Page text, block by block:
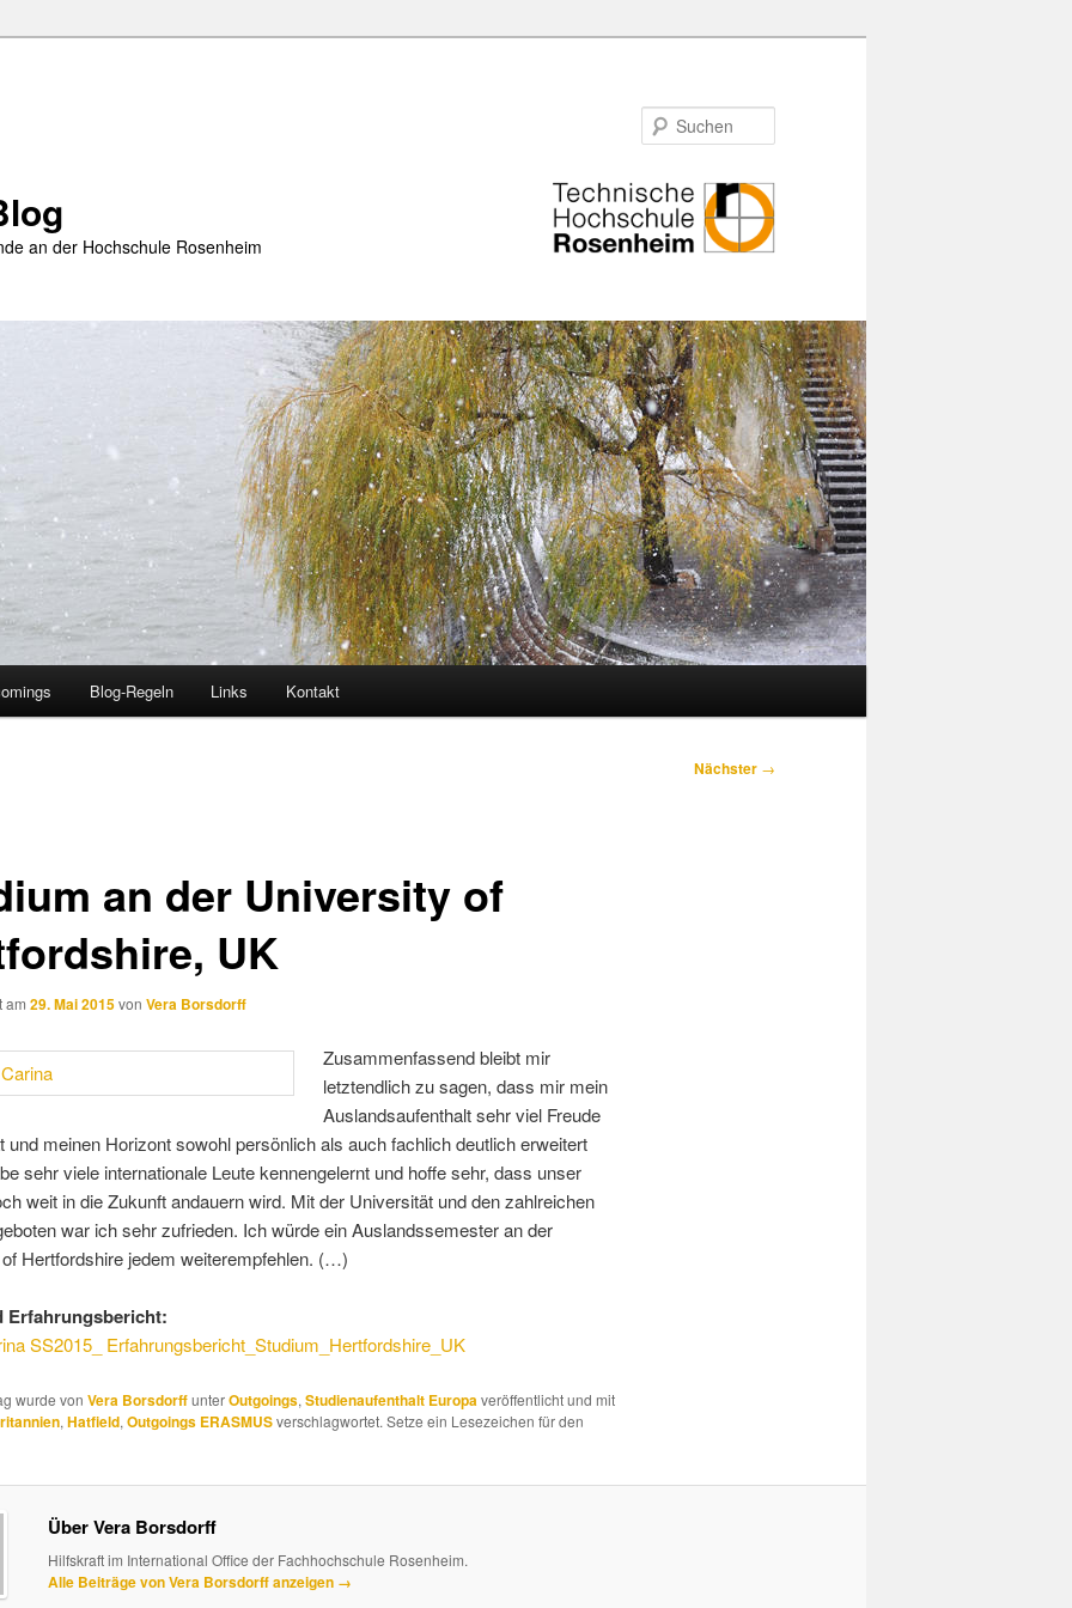
an der Hochschule Rosenheim
Blog-Regeln Links Kontakt
Nächster →
an der University of
UK
am 29. Mai 2015von Vera Borsdorff
Zusammenfassend bleibt mir
letztendlich zu sagen, dass mir mein
Auslandsaufenthalt sehr viel Freude
und meinen Horizont sowohl persönlich als auch fachlich deutlich erweitert
sehr viele internationale Leute kennengelernt und hoffe sehr, dass unser
weit in die Zukunft andauern wird. Mit der Universität und den zahlreichen
war ich sehr zufrieden. Ich würde ein Auslandssemester an der
Hertfordshire jedem weiterempfehlen. (…)
Erfahrungsbericht:
SS2015_ Erfahrungsbericht_Studium_Hertfordshire_UK
wurde von Vera BorsdorffunterOutgoings, Studienaufenthalt Europaveröffentlicht und mit
, Hatfield, Outgoings ERASMUSverschlagwortet. Setze ein Lesezeichen für den
Über Vera Borsdorff
Hilfskraft im International Office der Fachhochschule Rosenheim.
Alle Beiträge von Vera Borsdorff anzeigen →